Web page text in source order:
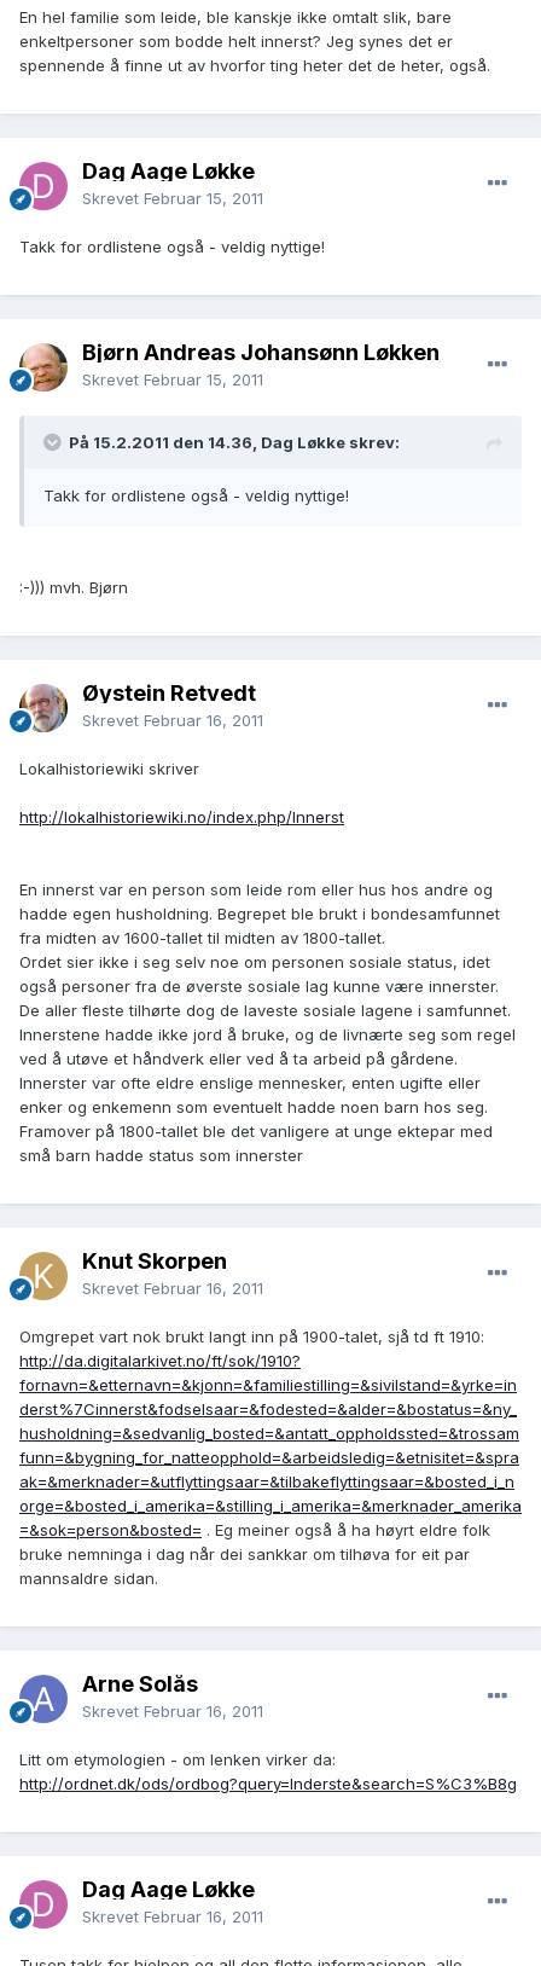
En hel familie som leide, ble kanskje ikke omtalt slik, bare
enkeltpersoner som bodde helt innerst? Jeg synes det er
spennende å finne ut av hvorfor ting heter det de heter, også.
Dag Aage Løkke
Skrevet Februar 15, 2011
Takk for ordlistene også - veldig nyttige!
Bjørn Andreas Johansønn Løkken
Skrevet Februar 15, 2011
På 15.2.2011 den 14.36, Dag Løkke skrev:
Takk for ordlistene også - veldig nyttige!
:-))) mvh. Bjørn
Øystein Retvedt
Skrevet Februar 16, 2011
Lokalhistoriewiki skriver
http://lokalhistoriewiki.no/index.php/Innerst
En innerst var en person som leide rom eller hus hos andre og
hadde egen husholdning. Begrepet ble brukt i bondesamfunnet
fra midten av 1600-tallet til midten av 1800-tallet.
Ordet sier ikke i seg selv noe om personen sosiale status, idet
også personer fra de øverste sosiale lag kunne være innerster.
De aller fleste tilhørte dog de laveste sosiale lagene i samfunnet.
Innerstene hadde ikke jord å bruke, og de livnærte seg som regel
ved å utøve et håndverk eller ved å ta arbeid på gårdene.
Innerster var ofte eldre enslige mennesker, enten ugifte eller
enker og enkemenn som eventuelt hadde noen barn hos seg.
Framover på 1800-tallet ble det vanligere at unge ektepar med
små barn hadde status som innerster
Knut Skorpen
Skrevet Februar 16, 2011
Omgrepet vart nok brukt langt inn på 1900-talet, sjå td ft 1910:
http://da.digitalarkivet.no/ft/sok/1910?
fornavn=&etternavn=&kjonn=&familiestilling=&sivilstand=&yrke=in
derst%7Cinnerst&fodselsaar=&fodested=&alder=&bostatus=&ny_
husholdning=&sedvanlig_bosted=&antatt_oppholdssted=&trossam
funn=&bygning_for_natteopphold=&arbeidsledig=&etnisitet=&spra
ak=&merknader=&utflyttingsaar=&tilbakeflyttingsaar=&bosted_i_n
orge=&bosted_i_amerika=&stilling_i_amerika=&merknader_amerika
=&sok=person&bosted= . Eg meiner også å ha høyrt eldre folk
bruke nemninga i dag når dei sankkar om tilhøva for eit par
mannsaldre sidan.
Arne Solås
Skrevet Februar 16, 2011
Litt om etymologien - om lenken virker da:
http://ordnet.dk/ods/ordbog?query=Inderste&search=S%C3%B8g
Dag Aage Løkke
Skrevet Februar 16, 2011